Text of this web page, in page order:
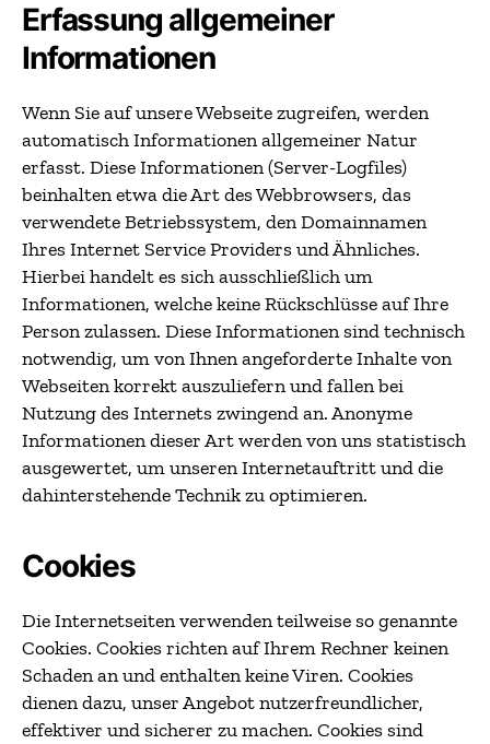
Erfassung allgemeiner
Informationen
Wenn Sie auf unsere Webseite zugreifen, werden
automatisch Informationen allgemeiner Natur
erfasst. Diese Informationen (Server-Logfiles)
beinhalten etwa die Art des Webbrowsers, das
verwendete Betriebssystem, den Domainnamen
Ihres Internet Service Providers und Ähnliches.
Hierbei handelt es sich ausschließlich um
Informationen, welche keine Rückschlüsse auf Ihre
Person zulassen. Diese Informationen sind technisch
notwendig, um von Ihnen angeforderte Inhalte von
Webseiten korrekt auszuliefern und fallen bei
Nutzung des Internets zwingend an. Anonyme
Informationen dieser Art werden von uns statistisch
ausgewertet, um unseren Internetauftritt und die
dahinterstehende Technik zu optimieren.
Cookies
Die Internetseiten verwenden teilweise so genannte
Cookies. Cookies richten auf Ihrem Rechner keinen
Schaden an und enthalten keine Viren. Cookies
dienen dazu, unser Angebot nutzerfreundlicher,
effektiver und sicherer zu machen. Cookies sind